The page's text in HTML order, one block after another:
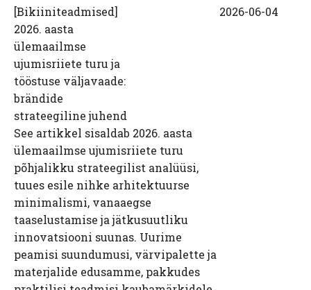
[Bikiiniteadmised]
2026. aasta
ülemaailmse
ujumisriiete turu ja
tööstuse väljavaade:
brändide
strateegiline juhend
See artikkel sisaldab 2026. aasta
ülemaailmse ujumisriiete turu
põhjalikku strateegilist analüüsi,
tuues esile nihke arhitektuurse
minimalismi, vanaaegse
taaselustamise ja jätkusuutliku
innovatsiooni suunas. Uurime
peamisi suundumusi, värvipalette ja
materjalide edusamme, pakkudes
2026-06-04